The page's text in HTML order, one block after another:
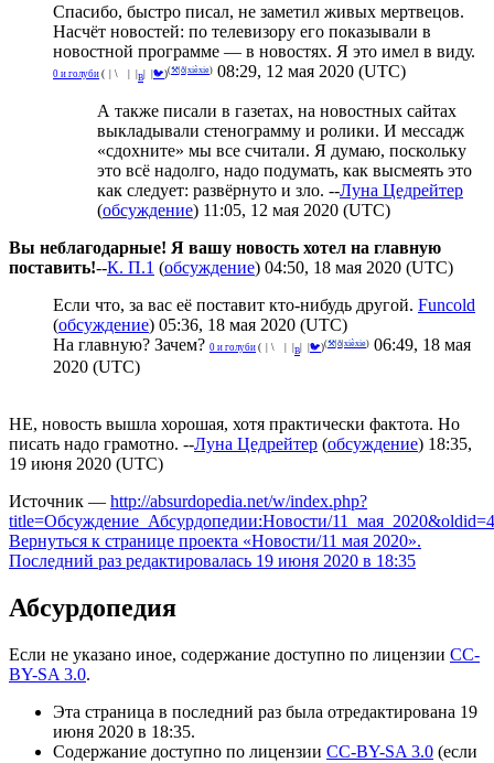
Спасибо, быстро писал, не заметил живых мертвецов.
Насчёт новостей: по телевизору его показывали в
новостной программе — в новостях. Я это имел в виду.
0 и голуби ( \ В 🐦)(⚒ ð xièxie) 08:29, 12 мая 2020 (UTC)
А также писали в газетах, на новостных сайтах
выкладывали стенограмму и ролики. И мессадж
«сдохните» мы все считали. Я думаю, поскольку
это всё надолго, надо подумать, как высмеять это
как следует: развёрнуто и зло. --Луна Цедрейтер
(обсуждение) 11:05, 12 мая 2020 (UTC)
Вы неблагодарные! Я вашу новость хотел на главную
поставить!--К. П.1 (обсуждение) 04:50, 18 мая 2020 (UTC)
Если что, за вас её поставит кто-нибудь другой. Funcold
(обсуждение) 05:36, 18 мая 2020 (UTC)
На главную? Зачем? 0 и голуби ( \ В 🐦)(⚒ ð xièxie) 06:49, 18 мая
2020 (UTC)
НЕ, новость вышла хорошая, хотя практически фактота. Но
писать надо грамотно. --Луна Цедрейтер (обсуждение) 18:35,
19 июня 2020 (UTC)
Источник — http://absurdopedia.net/w/index.php?
title=Обсуждение_Абсурдопедии:Новости/
Вернуться к странице проекта «Новости/11 мая 2020».
Последний раз редактировалась 19 июня 2020 в 18:35
Абсурдопедия
Если не указано иное, содержание доступно по лицензии CC-
BY-SA 3.0.
Эта страница в последний раз была отредактирована 19
июня 2020 в 18:35.
Содержание доступно по лицензии CC-BY-SA 3.0 (если